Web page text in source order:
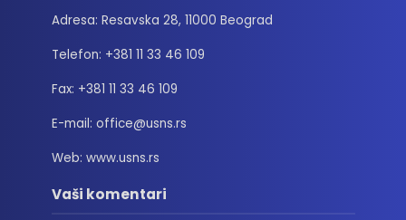
Adresa: Resavska 28, 11000 Beograd
Telefon: +381 11 33 46 109
Fax: +381 11 33 46 109
E-mail: office@usns.rs
Web: www.usns.rs
Vaši komentari